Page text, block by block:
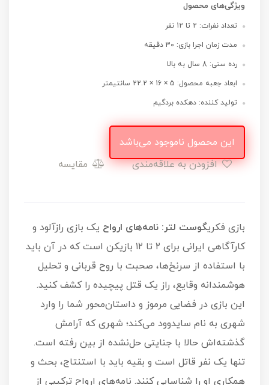
ویژگی‌های محصول
تعداد نفرات: 2 تا 12 نفر
مدت زمان اجرا بازی: 30 دقیقه
رده سنی: 8 سال به بالا
ابعاد جعبه محصول: 5 × 16 × 22.2 سانتیمتر
تولید کننده: دهکده بردگیم
این محصول ناموجود می‌باشد
افزودن به علاقه‌مندی
مقایسه
بازی فکریگوست لتر: نامه‌های ارواح یک بازی رازآلود و
کارآگاهی ایرانی برای ۲ تا ۱۲ بازیکن است که در آن باید
با استفاده از سرنخ‌ها، صحبت با روح قربانی و تحلیل
هوشمندانه وقایع، راز یک قتل پیچیده را کشف کنید.
این بازی در فضایی مرموز و داستان‌محور شما را وارد
شهری به نام سایدوود می‌کند؛ شهری که آرامش
گذشته‌اش حالا با جنایتی حل‌نشده از بین رفته است.
تنها یک نفر قاتل است و بقیه باید با استنتاج، بحث و
همکاری او را شناسایی کنند. نامه‌های ارواح ترکیبی از